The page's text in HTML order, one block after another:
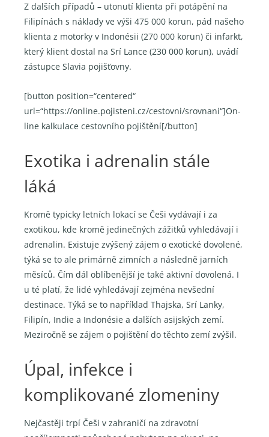
Z dalších případů – utonutí klienta při potápění na
Filipínách s náklady ve výši 475 000 korun, pád našeho
klienta z motorky v Indonésii (270 000 korun) či infarkt,
který klient dostal na Srí Lance (230 000 korun), uvádí
zástupce Slavia pojišťovny.
[button position=“centered“
url=“https://online.pojisteni.cz/cestovni/srovnani“]On-
line kalkulace cestovního pojištění[/button]
Exotika i adrenalin stále
láká
Kromě typicky letních lokací se Češi vydávají i za
exotikou, kde kromě jedinečných zážitků vyhledávají i
adrenalin. Existuje zvýšený zájem o exotické dovolené,
týká se to ale primárně zimních a následně jarních
měsíců. Čím dál oblíbenější je také aktivní dovolená. I
u té platí, že lidé vyhledávají zejména nevšední
destinace. Týká se to například Thajska, Srí Lanky,
Filipín, Indie a Indonésie a dalších asijských zemí.
Meziročně se zájem o pojištění do těchto zemí zvýšil.
Úpal, infekce i
komplikované zlomeniny
Nejčastěji trpí Češi v zahraničí na zdravotní